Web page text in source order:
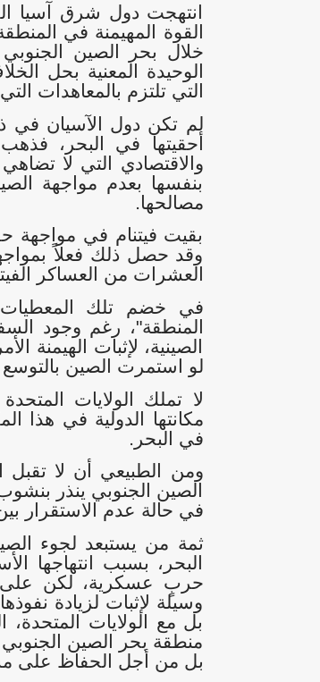
انتهجت دول شرق آسيا
القوة المهيمنة في
الوحيدة المعنية بحل
التي تلتزم بالمعاهدات
لم تكن دول الآسيان في
أحقيتها في البحر،
والاقتصادي التي لا
بنفسها بعدم مواجهة
مصالحها.
بقيت فيتنام في مواجهة
وقد حصل ذلك فعلاً
العشرات من العساكر
في خضم تلك المعطيات
المنطقة"، رغم وجود
الصينية، لإثبات الهيمنة
لو استمرت الصين
لا تملك الولايات
مكانتها الدولية في هذا
في البحر .
ومن الطبيعي أن لا تقبل
الصين الجنوبي ينذر
في حالة عدم الاستقرار
ثمة من يستبعد لجوء
البحر، بسبب انتهاجها
حربٍ عسكرية، لكن على
وسيلة لإثبات لزيادة
بل مع الولايات
منطقة بحر الصين الجنوبي
بل من أجل الحفاظ على